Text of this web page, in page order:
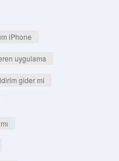
iPhone
uygulama
gider mi